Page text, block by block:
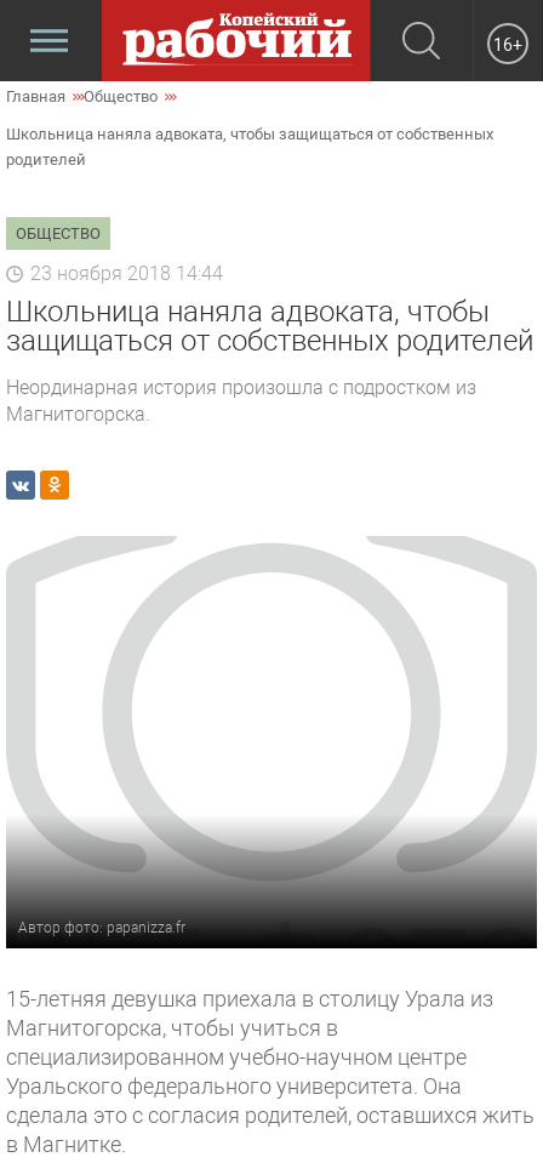
16+
Главная Общество
Школьница наняла адвоката, чтобы защищаться от собственных
родителей
ОБЩЕСТВО
23 ноября 2018 14:44
Школьница наняла адвоката, чтобы
защищаться от собственных родителей
Неординарная история произошла с подростком из
Магнитогорска.
Автор фото: papanizza.fr
15-летняя девушка приехала в столицу Урала из
Магнитогорска, чтобы учиться в
специализированном учебно-научном центре
Уральского федерального университета. Она
сделала это с согласия родителей, оставшихся жить
в Магнитке.